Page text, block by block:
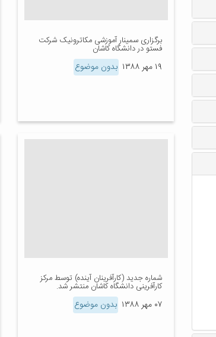
برگزاری سمینار آموزشی مکاترونیک شرکت
فستو در دانشگاه کاشان
۱۹ مهر ۱۳۸۸ بدون موضوع
شماره جدید (کارآفرینان آینده) توسط مرکز
کارآفرینی دانشگاه کاشان منتشر شد.
۰۷ مهر ۱۳۸۸ بدون موضوع